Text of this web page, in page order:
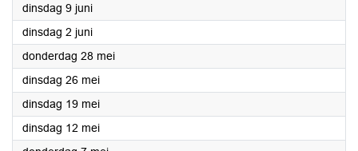
dinsdag 9 juni2026
dinsdag 2 juni2026
donderdag 28 mei2026
dinsdag 26 mei2026
dinsdag 19 mei2026
dinsdag 12 mei2026